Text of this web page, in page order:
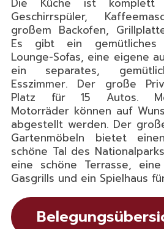
Die Küche ist komplett
Geschirrspüler,
großem Backofen,
Es gibt ein gemütliches
Lounge-Sofas, eine eigene
ein separates,
Esszimmer. Der große
Platz für 15 Autos.
Motorräder können auf
abgestellt werden. Der
Gartenmöbeln bietet
schöne Tal des
eine schöne Terrasse,
Gasgrills und ein Spielhaus